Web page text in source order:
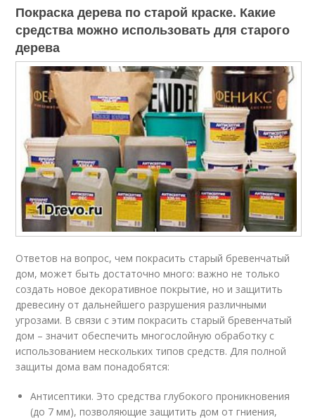
Покраска дерева по старой краске. Какие
средства можно использовать для старого
дерева
Ответов на вопрос, чем покрасить старый бревенчатый
дом, может быть достаточно много: важно не только
создать новое декоративное покрытие, но и защитить
древесину от дальнейшего разрушения различными
угрозами. В связи с этим покрасить старый бревенчатый
дом – значит обеспечить многослойную обработку с
использованием нескольких типов средств. Для полной
защиты дома вам понадобятся:
Антисептики. Это средства глубокого проникновения
(до 7 мм), позволяющие защитить дом от гниения,